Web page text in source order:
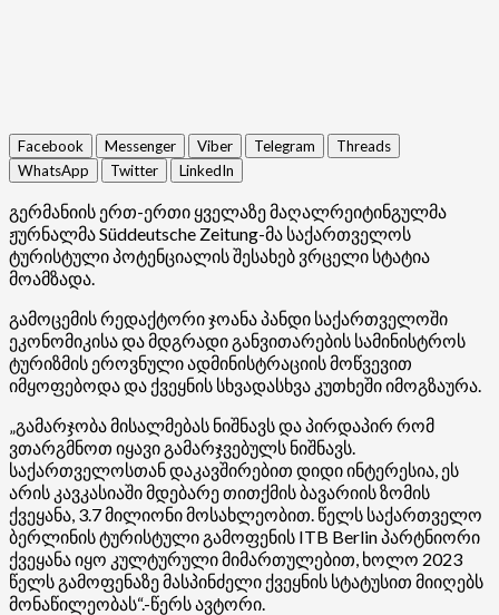
Facebook Messenger Viber Telegram
Threads
WhatsApp
Twitter LinkedIn
გერმანიის ერთ-ერთი ყველაზე მაღალრეიტინგულმა
ჟურნალმა Süddeutsche Zeitung-მა საქართველოს
ტურისტული პოტენციალის შესახებ ვრცელი სტატია
მოამზადა.
გამოცემის რედაქტორი ჯოანა პანდი საქართველოში
ეკონომიკისა და მდგრადი განვითარების სამინისტროს
ტურიზმის ეროვნული ადმინისტრაციის მოწვევით
იმყოფებოდა და ქვეყნის სხვადასხვა კუთხეში იმოგზაურა.
„გამარჯობა მისალმებას ნიშნავს და პირდაპირ რომ
ვთარგმნოთ იყავი გამარჯვებულს ნიშნავს.
საქართველოსთან დაკავშირებით დიდი ინტერესია, ეს
არის კავკასიაში მდებარე თითქმის ბავარიის ზომის
ქვეყანა, 3.7 მილიონი მოსახლეობით. წელს საქართველო
ბერლინის ტურისტული გამოფენის ITB Berlin პარტნიორი
ქვეყანა იყო კულტურული მიმართულებით, ხოლო 2023
წელს გამოფენაზე მასპინძელი ქვეყნის სტატუსით მიიღებს
მონაწილეობას“.-წერს ავტორი.